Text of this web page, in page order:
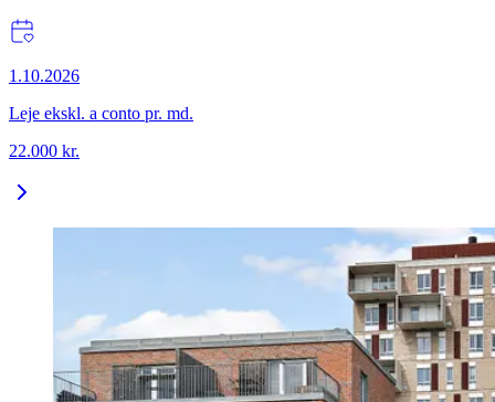
1.10.2026
Leje ekskl. a conto pr. md.
22.000 kr.